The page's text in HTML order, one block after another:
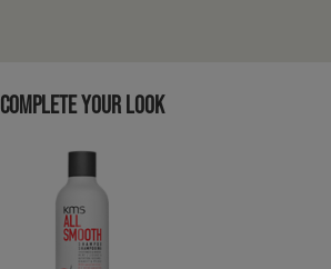
COMPLETE YOUR LOOK